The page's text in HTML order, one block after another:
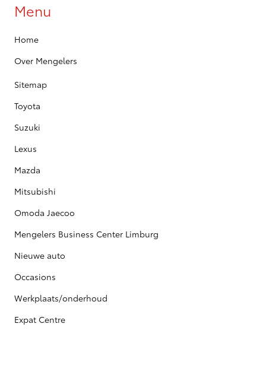
Menu
Home
Over Mengelers
Sitemap
Toyota
Suzuki
Lexus
Mazda
Mitsubishi
Omoda Jaecoo
Mengelers Business Center Limburg
Nieuwe auto
Occasions
Werkplaats/onderhoud
Expat Centre